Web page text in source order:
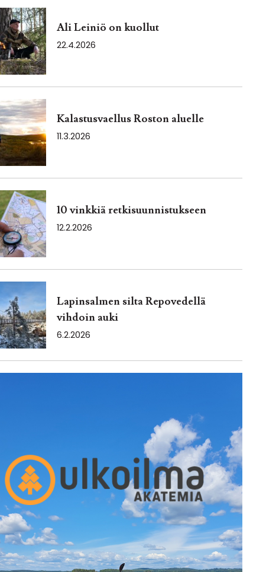
Ali Leiniö on kuollut
22.4.2026
Kalastusvaellus Roston aluelle
11.3.2026
10 vinkkiä retkisuunnistukseen
12.2.2026
Lapinsalmen silta Repovedellä
vihdoin auki
6.2.2026